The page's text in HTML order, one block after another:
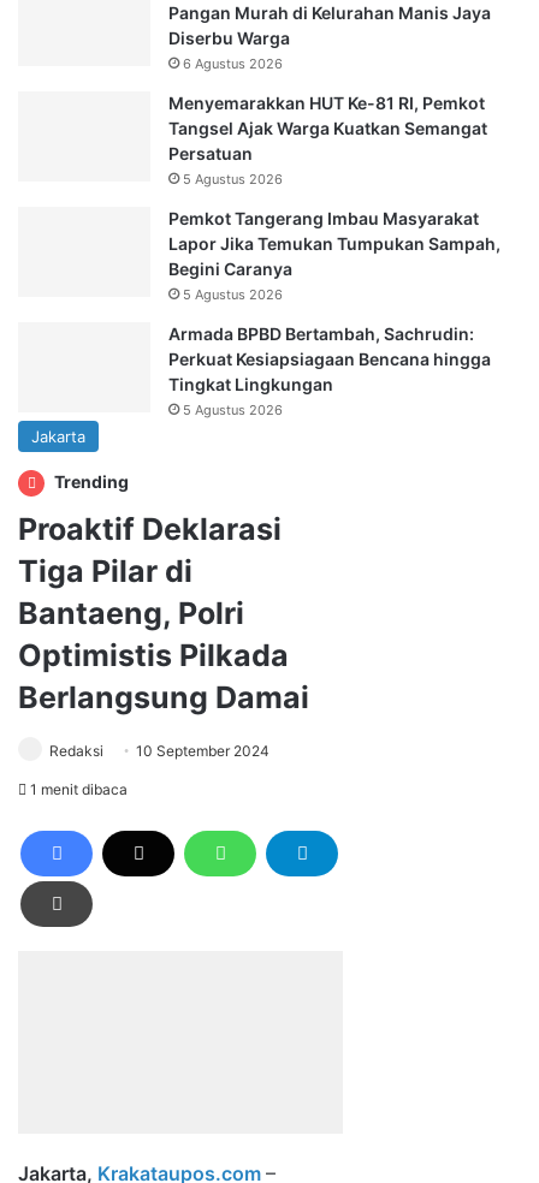
Pangan Murah di Kelurahan Manis Jaya
Diserbu Warga
6 Agustus 2026
Menyemarakkan HUT Ke-81 RI, Pemkot
Tangsel Ajak Warga Kuatkan Semangat
Persatuan
5 Agustus 2026
Pemkot Tangerang Imbau Masyarakat
Lapor Jika Temukan Tumpukan Sampah,
Begini Caranya
5 Agustus 2026
Armada BPBD Bertambah, Sachrudin:
Perkuat Kesiapsiagaan Bencana hingga
Tingkat Lingkungan
5 Agustus 2026